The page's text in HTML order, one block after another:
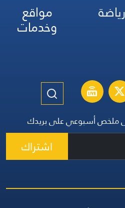
رياضة مواقع
وخدمات
ملخص أسبوعي على بريدك
اشتراك